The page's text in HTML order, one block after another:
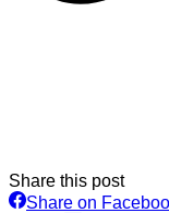
Share this post
Share on